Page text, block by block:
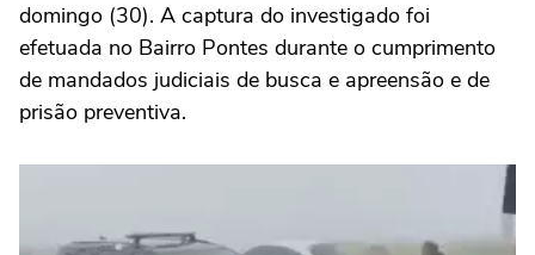
domingo (30). A captura do investigado foi
efetuada no Bairro Pontes durante o cumprimento
de mandados judiciais de busca e apreensão e de
prisão preventiva.